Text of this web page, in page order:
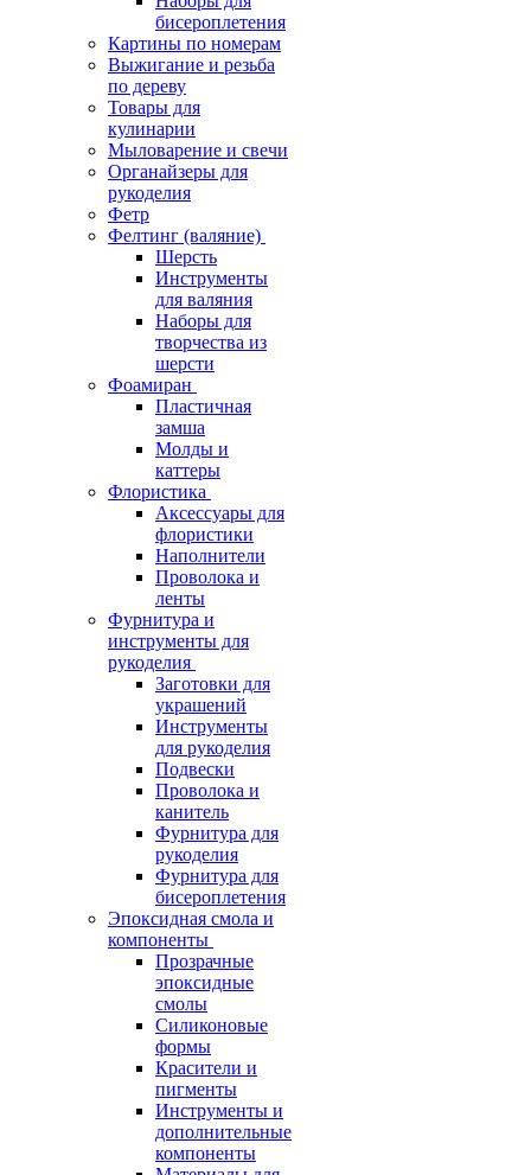
бисероплетения
Картины по номерам
Выжигание и резьба
по дереву
Товары для
кулинарии
Мыловарение и свечи
Органайзеры для
рукоделия
Фетр
Фелтинг (валяние)
Шерсть
Инструменты
для валяния
Наборы для
творчества из
шерсти
Фоамиран
Пластичная
замша
Молды и
каттеры
Флористика
Аксессуары для
флористики
Наполнители
Проволока и
ленты
Фурнитура и
инструменты для
рукоделия
Заготовки для
украшений
Инструменты
для рукоделия
Подвески
Проволока и
канитель
Фурнитура для
рукоделия
Фурнитура для
бисероплетения
Эпоксидная смола и
компоненты
Прозрачные
эпоксидные
смолы
Силиконовые
формы
Красители и
пигменты
Инструменты и
дополнительные
компоненты